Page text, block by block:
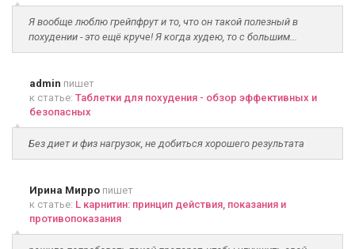
Я вообще люблю грейпфрут и то, что он такой полезный в
похудении - это ещё круче! Я когда худею, то с большим...
admin пишет
к статье: Таблетки для похудения - обзор эффективных и
безопасных
Без диет и физ нагрузок, не добиться хорошего результата
Ирина Мирро пишет
к статье: L карнитин: принцип действия, показания и
противопоказания